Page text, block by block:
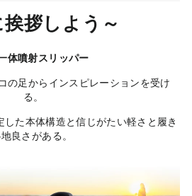
拶しよう～
体噴射スリッパー
の足からインスピレーションを受け
る。
た本体構造と信じがたい軽さと履き
良さがある。